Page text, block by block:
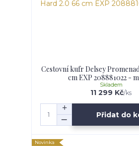
Cestovní kufr Delsey
cm EXP 208881022 -
11 299 Kč/ks
Skladem
Přidat do
Novinka